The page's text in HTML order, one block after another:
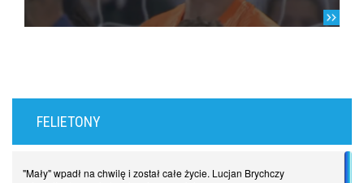
FELIETONY
"Mały" wpadł na chwilę i został całe życie. Lucjan Brychczy